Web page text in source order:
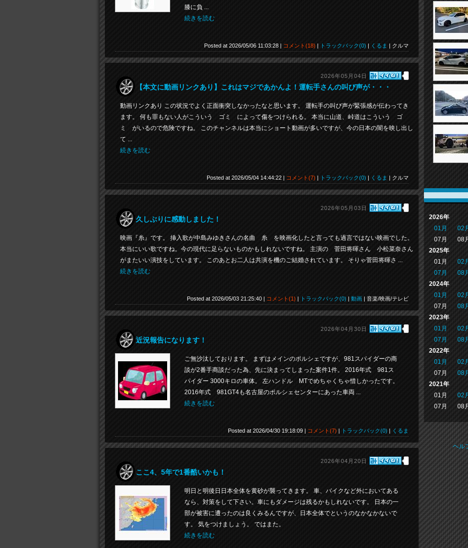
膝に負 ...
続きを読む
Posted at 2026/05/06 11:03:28 | コメント(18) | トラックバック(0) | くるま | クルマ
2026年05月04日
【本文に動画リンクあり】これはマジであかんよ！運転手さんの叫び声が・・・
動画リンクあり この状況でよく正面衝突しなかったなと思います。 運転手の叫び声が緊張感が伝わってき
ます。 何も罪もない人がこういう ゴミ によって傷をつけられる。 本当に山道、峠道はこういう ゴ
ミ がいるので危険ですね。 このチャンネルは本当にショート動画が多いですが、今の日本の闇を映し出し
て ...
続きを読む
Posted at 2026/05/04 14:44:22 | コメント(7) | トラックバック(0) | くるま | クルマ
2026年05月03日
久しぶりに感動しました！
映画『糸』です。 挿入歌が中島みゆきさんの名曲 糸 を映画化したと言っても過言ではない映画でした。
本当にいい歌ですね。今の現代に足らないものかもしれないですね。 主演の 菅田将暉さん 小松菜奈さん
がまたいい演技をしています。 このあとお二人は共演を機のご結婚されています。 そりゃ菅田将暉さ ...
続きを読む
Posted at 2026/05/03 21:25:40 | コメント(1) | トラックバック(0) | 動画 | 音楽/映画/テレビ
2026年04月30日
近況報告になります！
ご無沙汰しております。 まずはメインのポルシェですが、981スパイダーの商
談が2番手商談だった為、先に決まってしまった案件1件。 2016年式 981ス
パイダー 3000キロの車体。 左ハンドル MTでめちゃくちゃ惜しかったです。
2016年式 981GT4も名古屋のポルシェセンターにあった車両 ...
続きを読む
Posted at 2026/04/30 19:18:09 | コメント(7) | トラックバック(0) | くるま
2026年04月20日
ここ4、5年で1番酷いかも！
明日と明後日日本全体を黄砂が襲ってきます。 車、バイクなど外においてある
なら、対策をして下さい。車にもダメージは残るかもしれないです。 日本の一
部が被害に遭ったのは良くみるんですが、日本全体でというのなかなかないで
す。 気をつけましょう。 ではまた。
続きを読む
2026年
01月
02
07月
08
2025年
01月
02
07月
08
2024年
01月
02
07月
08
2023年
01月
02
07月
08
2022年
01月
02
07月
08
2021年
01月
02
07月
08
ヘル